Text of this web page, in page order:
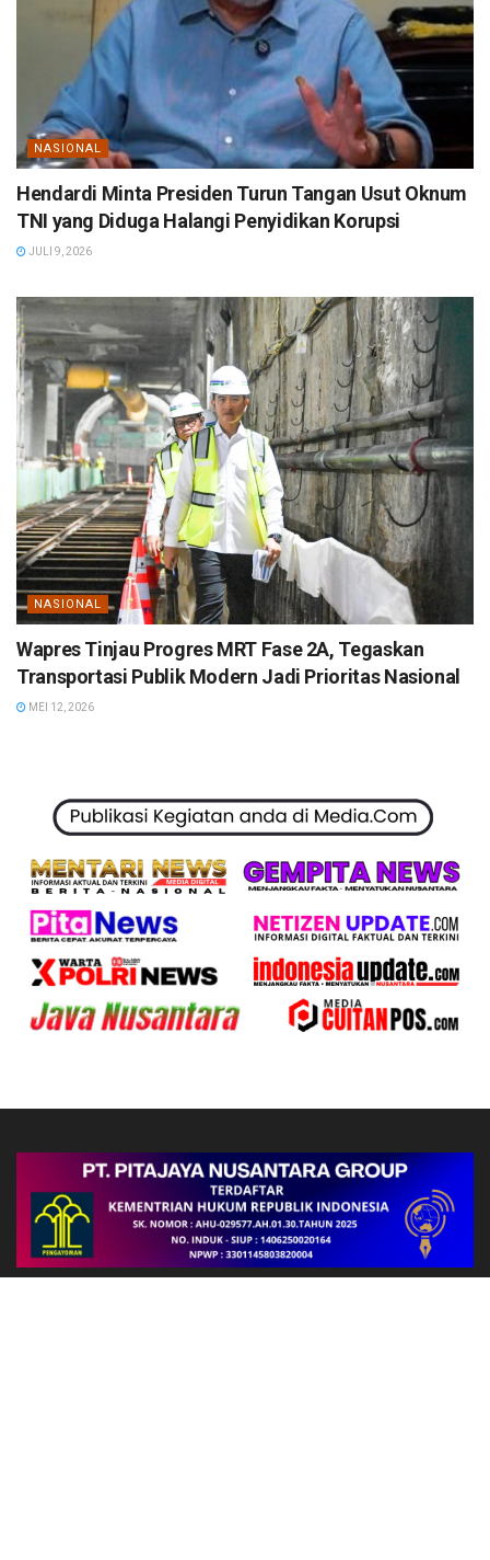
NASIONAL
Hendardi Minta Presiden Turun Tangan Usut Oknum
TNI yang Diduga Halangi Penyidikan Korupsi
JULI 9, 2026
NASIONAL
Wapres Tinjau Progres MRT Fase 2A, Tegaskan
Transportasi Publik Modern Jadi Prioritas Nasional
MEI 12, 2026